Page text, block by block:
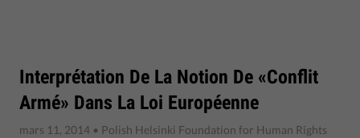
Interprétation De La Notion De «conflit
Armé» Dans La Loi Européenne
mars 11, 2014 • Polish Helsinki Foundation for Human Rights